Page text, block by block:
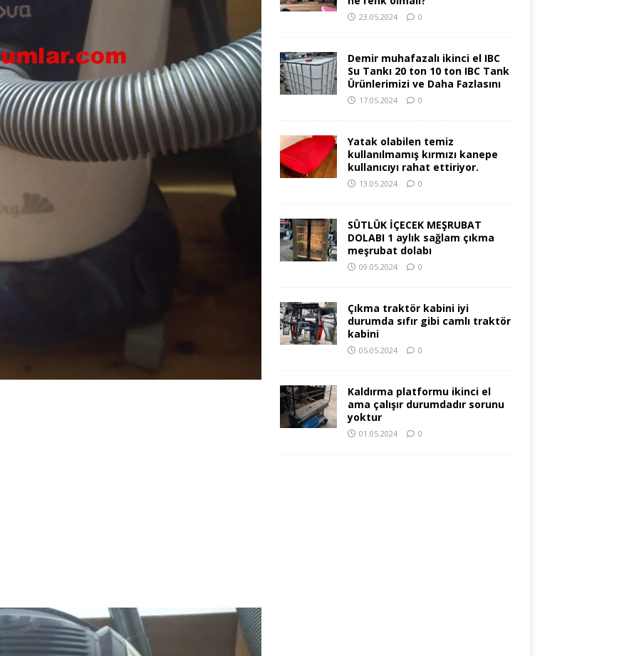
23.05.2024 0
Demir muhafazalı ikinci el IBC
Su Tankı 20 ton 10 ton IBC Tank
Ürünlerimizi ve Daha Fazlasını
17.05.2024 0
Yatak olabilen temiz
kullanılmamış kırmızı kanepe
kullanıcıyı rahat ettiriyor.
13.05.2024 0
SÜTLÜK İÇECEK MEŞRUBAT
DOLABI 1 aylık sağlam çıkma
meşrubat dolabı
09.05.2024 0
Çıkma traktör kabini iyi
durumda sıfır gibi camlı traktör
kabini
05.05.2024 0
Kaldırma platformu ikinci el
ama çalışır durumdadır sorunu
yoktur
01.05.2024 0